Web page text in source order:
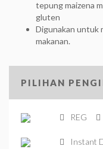
tepung maizena
gluten
Digunakan untuk
makanan.
PILIHAN
REG
Instant